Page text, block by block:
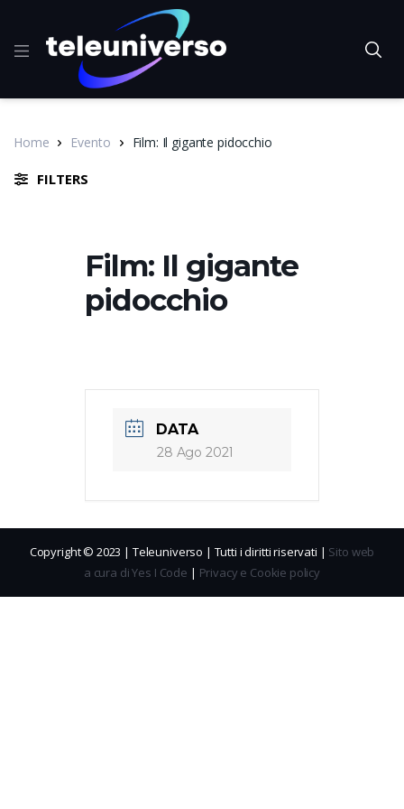
Home Evento Film: Il gigante pidocchio
FILTERS
Film: Il gigante
pidocchio
DATA
28 Ago 2021
Copyright © 2023 | Teleuniverso | Tutti i diritti riservati | Sito web
a cura di Yes I Code | Privacy e Cookie policy